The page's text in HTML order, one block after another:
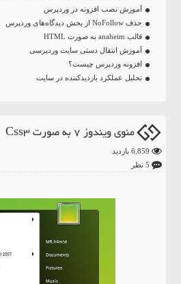
آموزش نصب افزونه در وردپرس
حذف NoFollow از بخش دیدگاه‌های وردپرس
قالب anaheim به صورت HTML
آموزش انتقال دستی سایت وردپرسی
افزونه وردپرس چیست؟
تحلیل عملکرد بازدیدکننده در سایت
منوی ویندوز 7 به صورت Css3